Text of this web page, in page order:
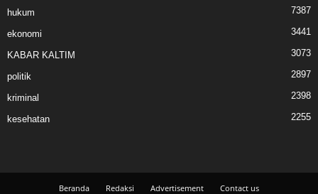
hukum 7387
ekonomi 3441
KABAR KALTIM 3073
politik 2897
kriminal 2398
kesehatan 2255
Beranda Redaksi Advertisement Contact us